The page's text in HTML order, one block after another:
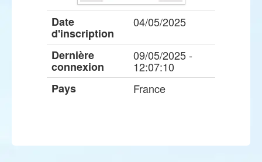
Date
d'inscription
04/05/2025
Dernière
connexion
09/05/2025 -
12:07:10
Pays
France